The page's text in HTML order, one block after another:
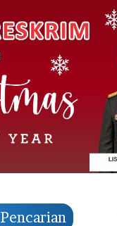
Pencarian